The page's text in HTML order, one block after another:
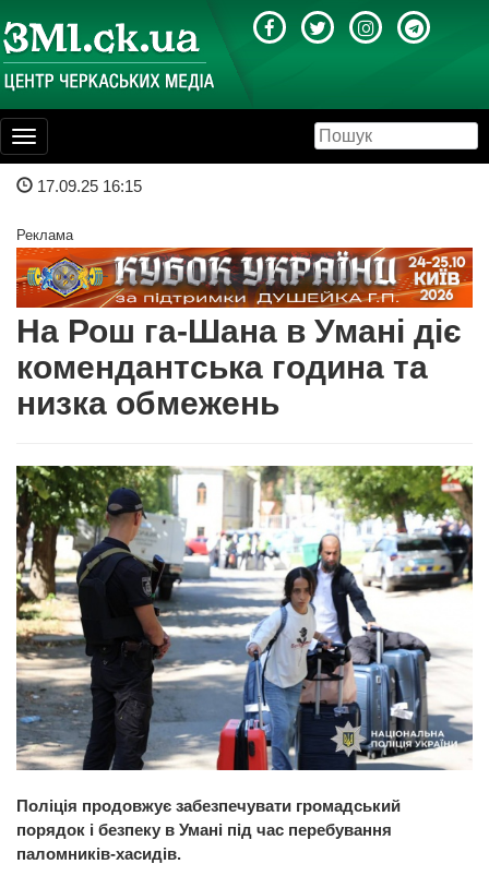
Toggle
navigation
17.09.25 16:15
Реклама
На Рош га-Шана в Умані діє
комендантська година та
низка обмежень
Поліція продовжує забезпечувати громадський
порядок і безпеку в Умані під час перебування
паломників-хасидів.